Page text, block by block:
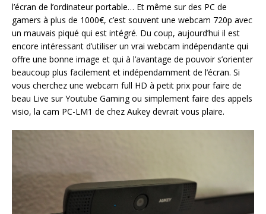
l’écran de l’ordinateur portable… Et même sur des PC de
gamers à plus de 1000€, c’est souvent une webcam 720p avec
un mauvais piqué qui est intégré. Du coup, aujourd’hui il est
encore intéressant d’utiliser un vrai webcam indépendante qui
offre une bonne image et qui à l’avantage de pouvoir s’orienter
beaucoup plus facilement et indépendamment de l’écran. Si
vous cherchez une webcam full HD à petit prix pour faire de
beau Live sur Youtube Gaming ou simplement faire des appels
visio, la cam PC-LM1 de chez Aukey devrait vous plaire.